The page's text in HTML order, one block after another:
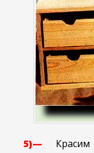
5)— Красим